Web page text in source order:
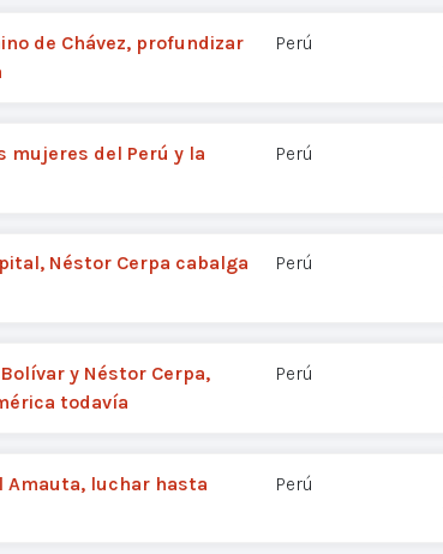
de Chávez, profundizar
Perú
mujeres del Perú y la
Perú
Néstor Cerpa cabalga
Perú
y Néstor Cerpa,
todavía
Perú
Amauta, luchar hasta
Perú